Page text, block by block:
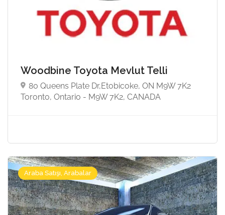
Woodbine Toyota Mevlut Telli
80 Queens Plate Dr,Etobicoke, ON M9W 7K2
Toronto, Ontario - M9W 7K2, CANADA
Araba Satışı, Arabalar